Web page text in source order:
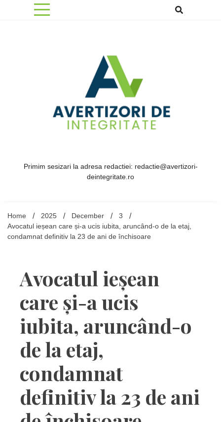
Primim sesizari la adresa redactiei: redactie@avertizori-
deintegritate.ro
Home 2025 December
3
Avocatul ieșean care și-a ucis iubita, aruncând-o de la etaj,
condamnat definitiv la 23 de ani de închisoare
Avocatul ieșean
care și-a ucis
iubita, aruncând-o
de la etaj,
condamnat
definitiv la 23 de ani